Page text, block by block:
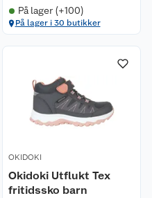
På lager (+100)
På lager i 30 butikker
OKIDOKI
Okidoki Utflukt Tex
fritidssko barn